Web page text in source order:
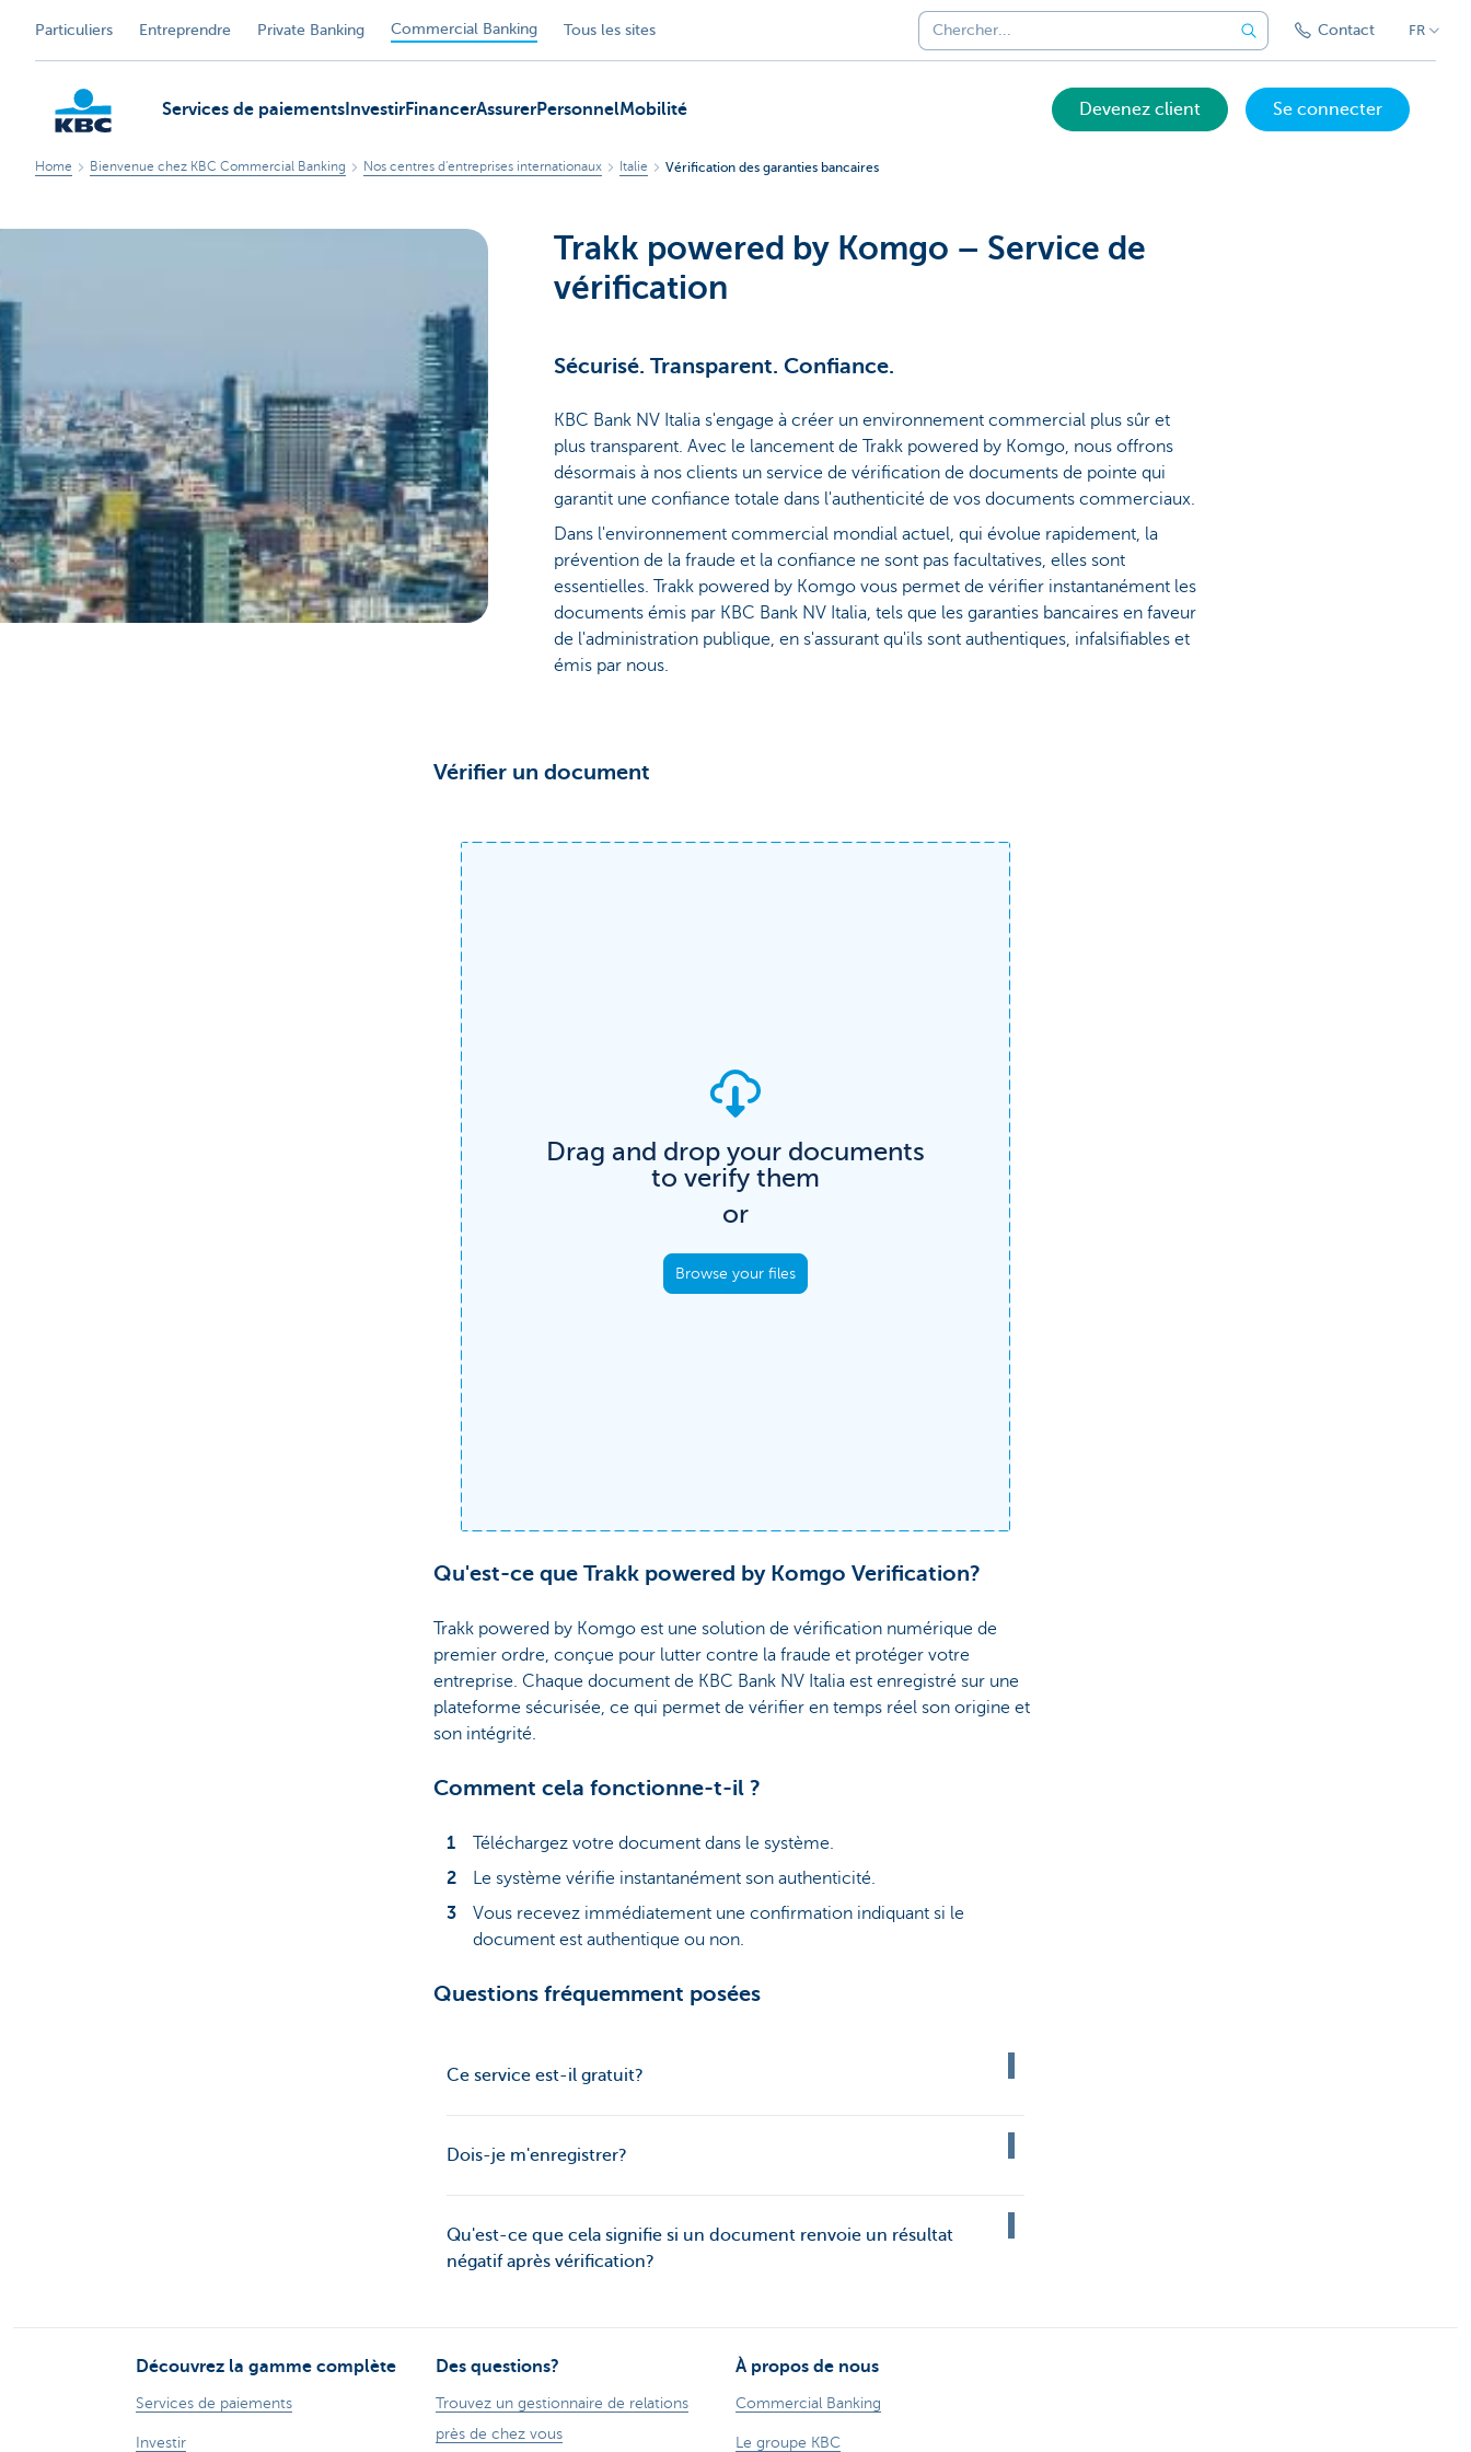
Particuliers Entreprendre Private Banking Commercial Banking Tous les sites Contact FR
KBC
Corporate
Services de paiements InvestirFinancerAssurerPersonnelMobilité Devenez client Se connecter
Home Bienvenue chez KBC Commercial Banking Nos centres d'entreprises internationaux Italie Vérification des garanties bancaires
Trakk powered by Komgo – Service de
vérification
Sécurisé. Transparent. Confiance.
KBC Bank NV Italia s'engage à créer un environnement commercial plus sûr et
plus transparent. Avec le lancement de Trakk powered by Komgo, nous offrons
désormais à nos clients un service de vérification de documents de pointe qui
garantit une confiance totale dans l'authenticité de vos documents commerciaux.
Dans l'environnement commercial mondial actuel, qui évolue rapidement, la
prévention de la fraude et la confiance ne sont pas facultatives, elles sont
essentielles. Trakk powered by Komgo vous permet de vérifier instantanément les
documents émis par KBC Bank NV Italia, tels que les garanties bancaires en faveur
de l'administration publique, en s'assurant qu'ils sont authentiques, infalsifiables et
émis par nous.
Vérifier un document
Drag and drop your documents
to verify them
or
Browse your files
Qu'est-ce que Trakk powered by Komgo Verification?
Trakk powered by Komgo est une solution de vérification numérique de
premier ordre, conçue pour lutter contre la fraude et protéger votre
entreprise. Chaque document de KBC Bank NV Italia est enregistré sur une
plateforme sécurisée, ce qui permet de vérifier en temps réel son origine et
son intégrité.
Comment cela fonctionne-t-il ?
Téléchargez votre document dans le système.
Le système vérifie instantanément son authenticité.
Vous recevez immédiatement une confirmation indiquant si le
document est authentique ou non.
Questions fréquemment posées
Ce service est-il gratuit?
Dois-je m'enregistrer?
Qu'est-ce que cela signifie si un document renvoie un résultat
négatif après vérification?
Découvrez la gamme complète
Services de paiements
Investir
Des questions?
Trouvez un gestionnaire de relations
près de chez vous
À propos de nous
Commercial Banking
Le groupe KBC